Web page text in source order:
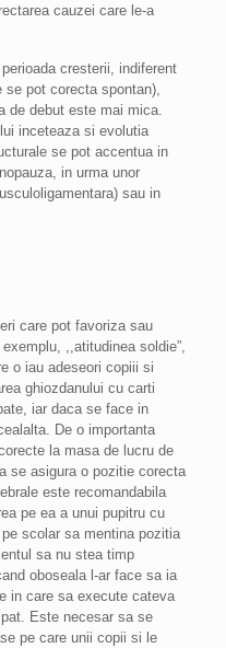
cauzei care le-a
cresterii, indiferent
se pot corecta spontan),
de debut este mai mica.
inceteaza si evolutia
se pot accentua in
in urma unor
sau in
care pot favoriza sau
,,atitudinea soldie”,
o iau adeseori copiii si
ghiozdanului cu carti
iar daca se face in
De o importanta
la masa de lucru de
se asigura o pozitie corecta
este recomandabila
pe ea a unui pupitru cu
scolar sa mentina pozitia
sa nu stea timp
oboseala l-ar face sa ia
in care sa execute cateva
Este necesar sa se
pe care unii copii si le